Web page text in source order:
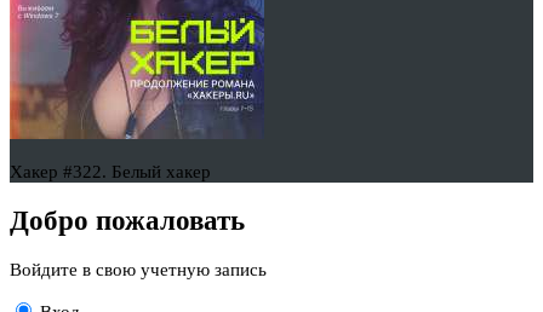
Хакер #322. Белый хакер
Добро пожаловать
Войдите в свою учетную запись